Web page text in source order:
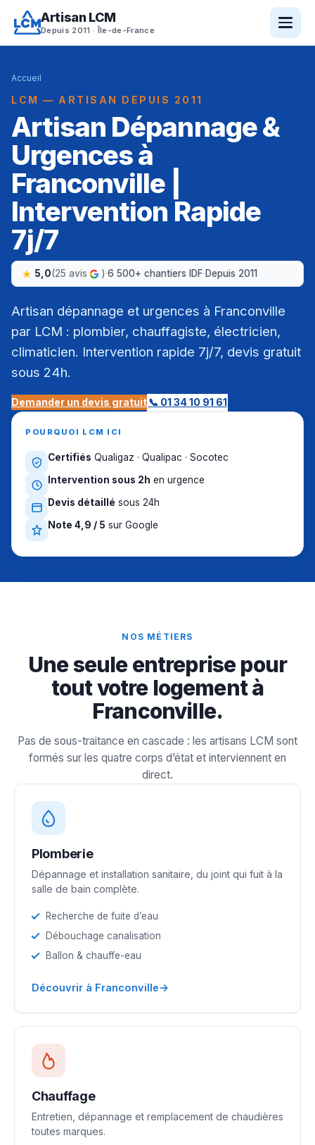
Artisan LCM
Depuis 2011 · Île-de-France
Accueil
LCM — ARTISAN DEPUIS 2011
Artisan Dépannage &
Urgences à
Franconville |
Intervention Rapide
7j/7
5,0(25 avis )·6 500+ chantiers IDF·Depuis 2011
Artisan dépannage et urgences à Franconville
par LCM : plombier, chauffagiste, électricien,
climaticien. Intervention rapide 7j/7, devis gratuit
sous 24h.
Demander un devis gratuit📞 01 34 10 91 61
POURQUOI LCM ICI
Certifiés Qualigaz · Qualipac · Socotec
Intervention sous 2h en urgence
Devis détaillé sous 24h
Note 4,9 / 5 sur Google
NOS MÉTIERS
Une seule entreprise pour
tout votre logement à
Franconville.
Pas de sous-traitance en cascade : les artisans LCM sont
formés sur les quatre corps d’état et interviennent en
direct.
Plomberie
Dépannage et installation sanitaire, du joint qui fuit à la
salle de bain complète.
Recherche de fuite d’eau
Débouchage canalisation
Ballon & chauffe-eau
Découvrir à Franconville→
Chauffage
Entretien, dépannage et remplacement de chaudières
toutes marques.